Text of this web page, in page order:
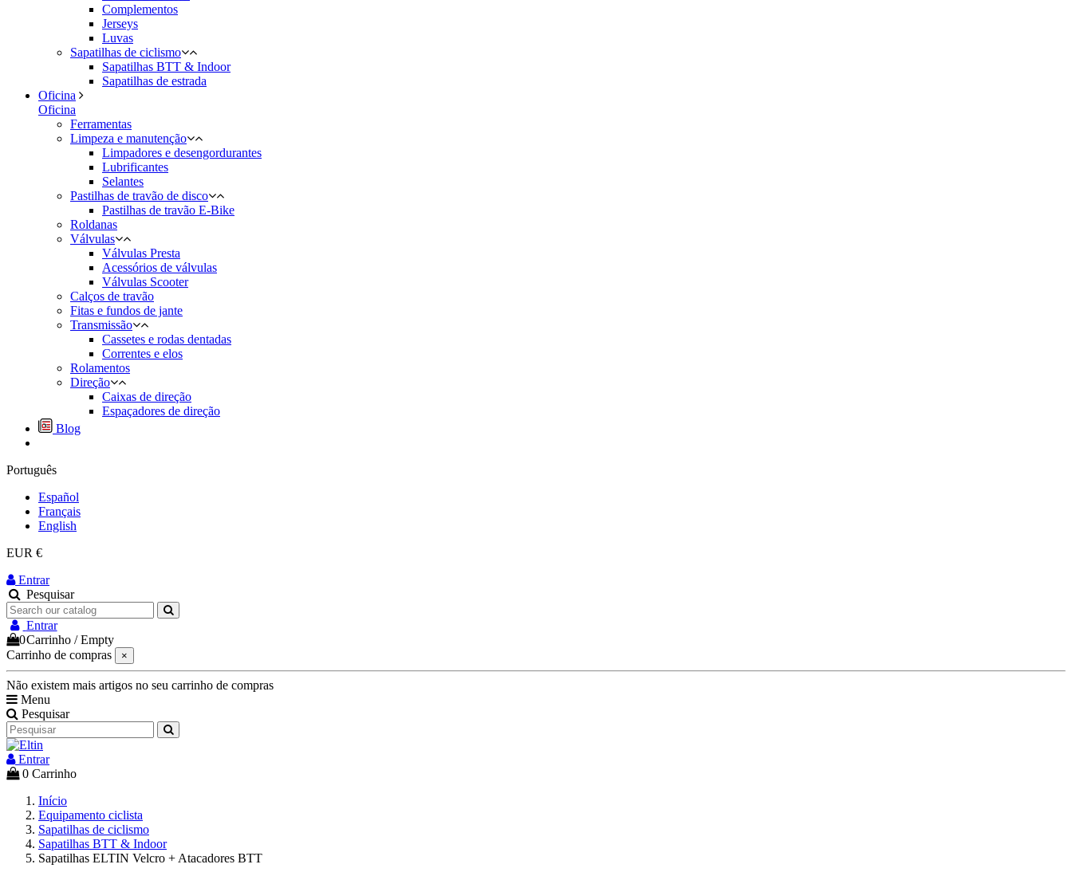
Complementos
Jerseys
Luvas
Sapatilhas de ciclismo
Sapatilhas BTT & Indoor
Sapatilhas de estrada
Oficina
Oficina
Ferramentas
Limpeza e manutenção
Limpadores e desengordurantes
Lubrificantes
Selantes
Pastilhas de travão de disco
Pastilhas de travão E-Bike
Roldanas
Válvulas
Válvulas Presta
Acessórios de válvulas
Válvulas Scooter
Calços de travão
Fitas e fundos de jante
Transmissão
Cassetes e rodas dentadas
Correntes e elos
Rolamentos
Direção
Caixas de direção
Espaçadores de direção
Blog
Português
Español
Français
English
EUR €
Entrar
Pesquisar
Entrar
0Carrinho /Empty
Carrinho de compras
×
Não existem mais artigos no seu carrinho de compras
Menu
Pesquisar
Entrar
0 Carrinho
Início
Equipamento ciclista
Sapatilhas de ciclismo
Sapatilhas BTT & Indoor
Sapatilhas ELTIN Velcro + Atacadores BTT